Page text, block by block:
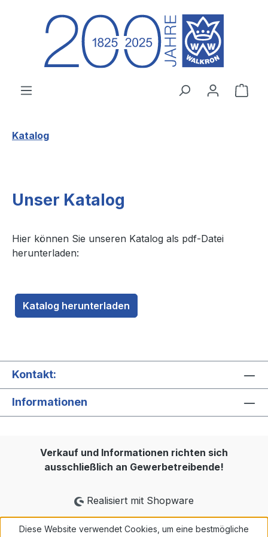
Zum Hauptinhalt springen
Katalog
Unser Katalog
Hier können Sie unseren Katalog als pdf-Datei
herunterladen:
Katalog herunterladen
Kontakt:
Informationen
Verkauf und Informationen richten sich
ausschließlich an Gewerbetreibende!
Realisiert mit Shopware
Diese Website verwendet Cookies, um eine bestmögliche